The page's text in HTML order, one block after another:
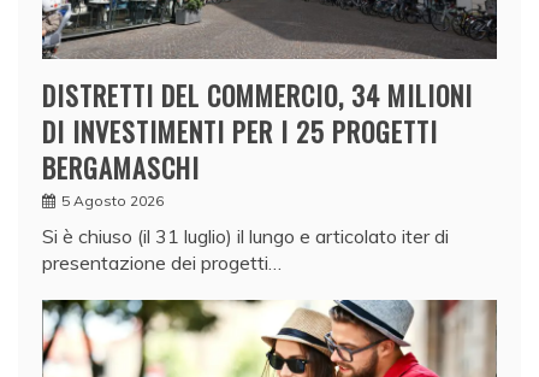
DISTRETTI DEL COMMERCIO, 34 MILIONI
DI INVESTIMENTI PER I 25 PROGETTI
BERGAMASCHI
5 Agosto 2026
Si è chiuso (il 31 luglio) il lungo e articolato iter di
presentazione dei progetti…